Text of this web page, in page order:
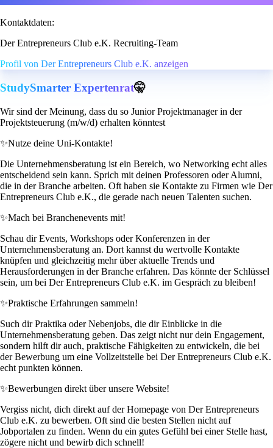
Kontaktdaten:
Der Entrepreneurs Club e.K. Recruiting-Team
Profil von Der Entrepreneurs Club e.K. anzeigen
StudySmarter Expertenrat🤫
Wir sind der Meinung, dass du so Junior Projektmanager in der
Projektsteuerung (m/w/d) erhalten könntest
✨Nutze deine Uni-Kontakte!
Die Unternehmensberatung ist ein Bereich, wo Networking echt alles
entscheidend sein kann. Sprich mit deinen Professoren oder Alumni,
die in der Branche arbeiten. Oft haben sie Kontakte zu Firmen wie Der
Entrepreneurs Club e.K., die gerade nach neuen Talenten suchen.
✨Mach bei Branchenevents mit!
Schau dir Events, Workshops oder Konferenzen in der
Unternehmensberatung an. Dort kannst du wertvolle Kontakte
knüpfen und gleichzeitig mehr über aktuelle Trends und
Herausforderungen in der Branche erfahren. Das könnte der Schlüssel
sein, um bei Der Entrepreneurs Club e.K. im Gespräch zu bleiben!
✨Praktische Erfahrungen sammeln!
Such dir Praktika oder Nebenjobs, die dir Einblicke in die
Unternehmensberatung geben. Das zeigt nicht nur dein Engagement,
sondern hilft dir auch, praktische Fähigkeiten zu entwickeln, die bei
der Bewerbung um eine Vollzeitstelle bei Der Entrepreneurs Club e.K.
echt punkten können.
✨Bewerbungen direkt über unsere Website!
Vergiss nicht, dich direkt auf der Homepage von Der Entrepreneurs
Club e.K. zu bewerben. Oft sind die besten Stellen nicht auf
Jobportalen zu finden. Wenn du ein gutes Gefühl bei einer Stelle hast,
zögere nicht und bewirb dich schnell!